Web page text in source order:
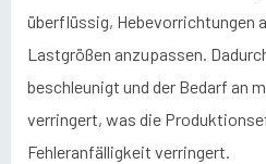
überflüssig, Hebevorrichtungen
Lastgrößen anzupassen.
beschleunigt und der Bedarf an
verringert, was die
Fehleranfälligkeit verringert.